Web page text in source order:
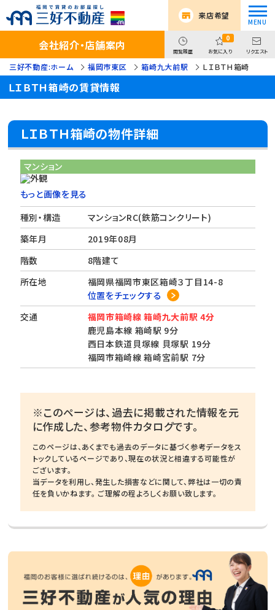
来店希望
会社紹介・店舗案内 閲覧履歴
0
お気に入り リクエスト
三好不動産:ホーム 福岡市東区 箱崎九大前駅 ＬＩＢＴＨ箱崎
ＬＩＢＴＨ箱崎の賃貸情報
ＬＩＢＴＨ箱崎の物件詳細
マンション
もっと画像を見る
種別・構造
マンションRC(鉄筋コンクリート)
築年月
2019年08月
階数
8階建て
所在地
福岡県福岡市東区箱崎３丁目14-8
位置をチェックする
交通
福岡市箱崎線 箱崎九大前駅 4分
鹿児島本線 箱崎駅 9分
西日本鉄道貝塚線 貝塚駅 19分
福岡市箱崎線 箱崎宮前駅 7分
※このページは、過去に掲載された情報を元
に作成した、参考物件カタログです。
このページは、あくまでも過去のデータに基づく参考データをス
トックしているページであり、現在の状況と相違する可能性が
ございます。
当データを利用し、発生した損害などに関して、弊社は一切の責
任を負いかねます。 ご理解の程よろしくお願い致します。